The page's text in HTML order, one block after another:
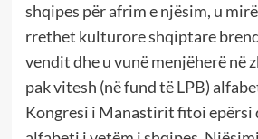
shqipes për afrim e njësim, u
rrethet kulturore shqiptare
vendit dhe u vunë menjëherë në
pak vitesh (në fund të LPB)
Kongresi i Manastirit fitoi epërsi